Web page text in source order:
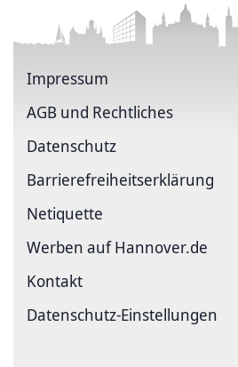
Impressum
AGB und Rechtliches
Datenschutz
Barriere­freiheits­erklärung
Netiquette
Werben auf Hannover.de
Kontakt
Datenschutz-Einstellungen